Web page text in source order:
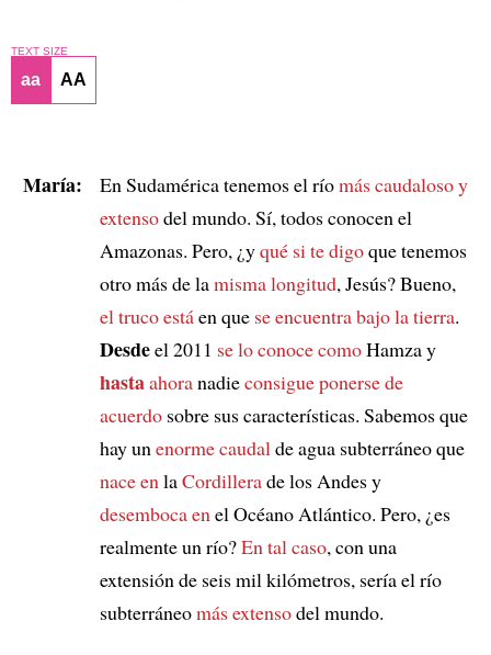
TEXT SIZE
aa AA
María: En Sudamérica tenemos el ríomás caudaloso y
extensodel mundo. Sí, todos conocen el
Amazonas. Pero, ¿yqué si te digoque tenemos
otro más de lamisma longitud, Jesús? Bueno,
el truco estáen que se encuentra bajo la tierra.
Desdeel 2011 se lo conoce comoHamza y
hastaahoranadieconsigue ponerse de
acuerdosobre sus características. Sabemos que
hay un enorme caudal de agua subterráneo que
nace en laCordillerade los Andes y
desemboca en el Océano Atlántico. Pero, ¿es
realmente un río?En tal caso, con una
extensión de seis mil kilómetros, sería el río
subterráneomás extensodel mundo.